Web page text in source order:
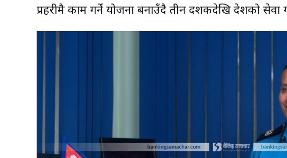
प्रहरीमै काम गर्ने योजना बनाउँदै तीन दशकदेखि देशको सेवा